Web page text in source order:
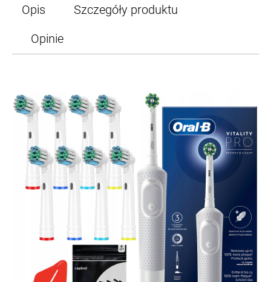
Opis
Szczegóły produktu
Opinie